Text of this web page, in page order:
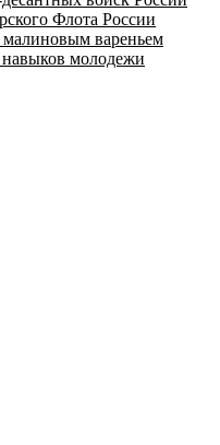
Флота России
вареньем
молодежи